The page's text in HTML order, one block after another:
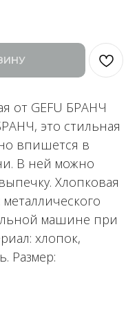
от GEFU БРАНЧ
это стильная
впишется в
В ней можно
Хлопковая
металлического
машине при
хлопок,
Размер: